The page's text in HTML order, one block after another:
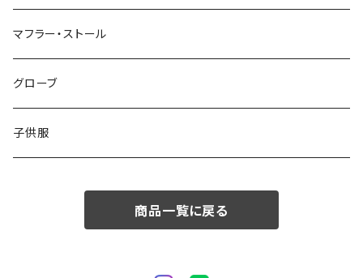
50/XL～
48/L
50/XL～
46/M
48/L
50/XL～
～44/S
46/M
48/L
マフラー・ストール
グローブ
子供服
商品一覧に戻る